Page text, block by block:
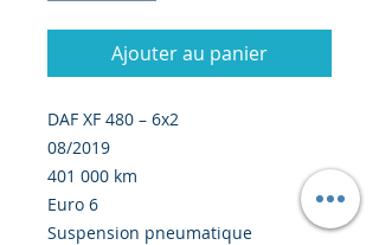
Ajouter au panier
DAF XF 480 – 6x2
08/2019
401 000 km
Euro 6
Suspension pneumatique